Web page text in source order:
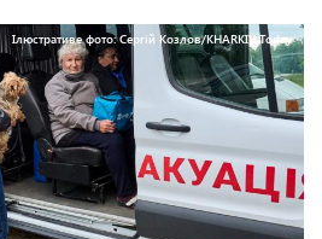
Ілюстративе фото: Сергій Козлов/KHARKIV Today